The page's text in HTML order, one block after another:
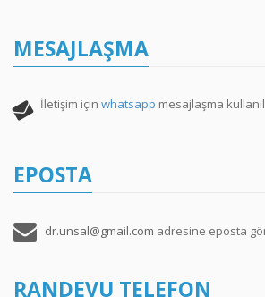
MESAJLAŞMA
İletişim için whatsapp mesajlaşma
EPOSTA
dr.unsal@gmail.com adresine eposta
RANDEVU TELEFON